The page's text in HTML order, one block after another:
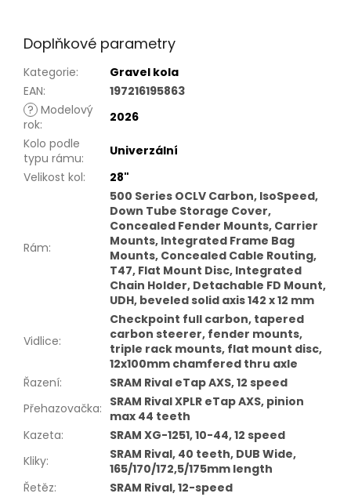
Doplňkové parametry
Kategorie:
Gravel kola
EAN:
197216195863
? Modelový
rok:
2026
Kolo podle
typu rámu:
Univerzální
Velikost kol: 28"
Rám:
500 Series OCLV Carbon, IsoSpeed,
Down Tube Storage Cover,
Concealed Fender Mounts, Carrier
Mounts, Integrated Frame Bag
Mounts, Concealed Cable Routing,
T47, Flat Mount Disc, Integrated
Chain Holder, Detachable FD Mount,
UDH, beveled solid axis 142 x 12 mm
Vidlice:
Checkpoint full carbon, tapered
carbon steerer, fender mounts,
triple rack mounts, flat mount disc,
12x100mm chamfered thru axle
Řazení:
SRAM Rival eTap AXS, 12 speed
Přehazovačka: SRAM Rival XPLR eTap AXS, pinion
max 44 teeth
Kazeta:
SRAM XG-1251, 10-44, 12 speed
Kliky:
SRAM Rival, 40 teeth, DUB Wide,
165/170/172,5/175mm length
Řetěz:
SRAM Rival, 12-speed